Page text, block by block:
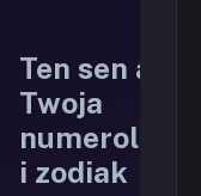
Ten sen a
Twoja
numerologia
i zodiak